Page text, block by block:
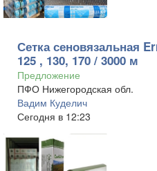
Сетка сеновязальная
125 , 130, 170 / 3000 м
Предложение
ПФО Нижегородская обл.
Вадим Куделич
Сегодня в 12:23